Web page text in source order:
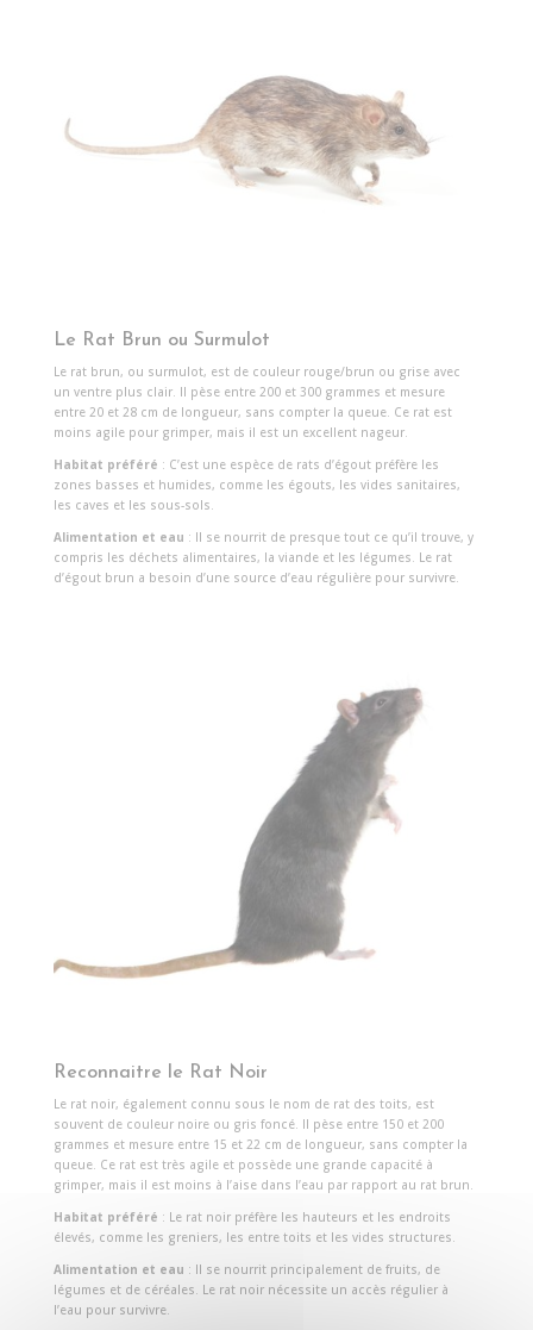
Le Rat Brun ou Surmulot
Le rat brun, ou surmulot, est de couleur rouge/brun ou grise avec
un ventre plus clair. Il pèse entre 200 et 300 grammes et mesure
entre 20 et 28 cm de longueur, sans compter la queue. Ce rat est
moins agile pour grimper, mais il est un excellent nageur.
Habitat préféré : C’est une espèce de rats d’égout préfère les
zones basses et humides, comme les égouts, les vides sanitaires,
les caves et les sous-sols.
Alimentation et eau : Il se nourrit de presque tout ce qu’il trouve, y
compris les déchets alimentaires, la viande et les légumes. Le rat
d’égout brun a besoin d’une source d’eau régulière pour survivre.
Reconnaitre le Rat Noir
Le rat noir, également connu sous le nom de rat des toits, est
souvent de couleur noire ou gris foncé. Il pèse entre 150 et 200
grammes et mesure entre 15 et 22 cm de longueur, sans compter la
queue. Ce rat est très agile et possède une grande capacité à
grimper, mais il est moins à l’aise dans l’eau par rapport au rat brun.
Habitat préféré : Le rat noir préfère les hauteurs et les endroits
élevés, comme les greniers, les entre toits et les vides structures.
Alimentation et eau : Il se nourrit principalement de fruits, de
légumes et de céréales. Le rat noir nécessite un accès régulier à
l’eau pour survivre.